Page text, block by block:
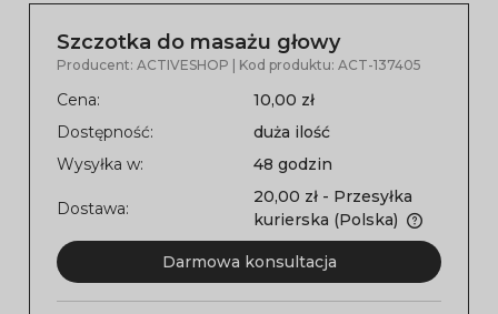
Szczotka do masażu głowy
Producent: ACTIVESHOP | Kod produktu: ACT-137405
Cena:
10,00 zł
Dostępność:
duża ilość
Wysyłka w:
48 godzin
Dostawa:
20,00 zł - Przesyłka
kurierska (Polska)
Darmowa konsultacja